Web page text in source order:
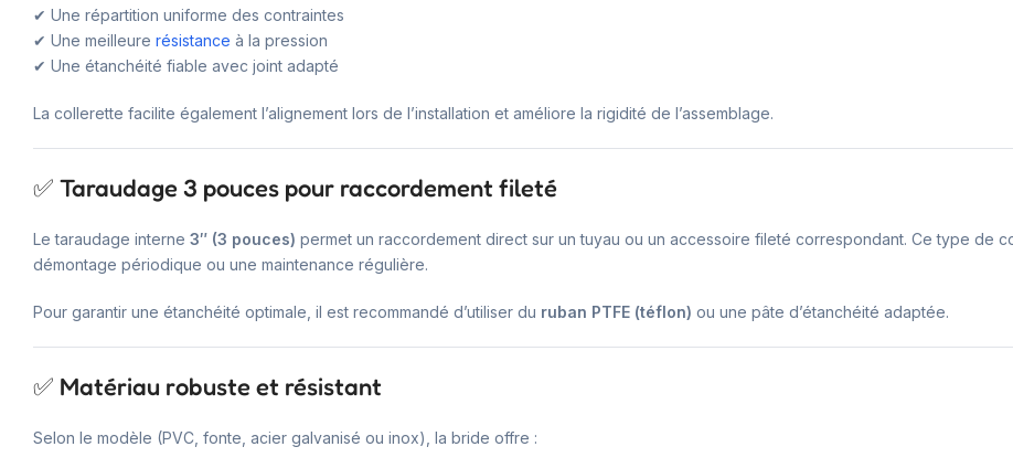
✔ Une répartition uniforme des contraintes
✔ Une meilleure résistance à la pression
✔ Une étanchéité fiable avec joint adapté
La collerette facilite également l’alignement lors de l’installation et améliore la rigidité de l’assemblage.
✅ Taraudage 3 pouces pour raccordement fileté
Le taraudage interne 3″ (3 pouces) permet un raccordement direct sur un tuyau ou un accessoire fileté correspondant. Ce type de
démontage périodique ou une maintenance régulière.
Pour garantir une étanchéité optimale, il est recommandé d’utiliser du ruban PTFE (téflon) ou une pâte d’étanchéité adaptée.
✅ Matériau robuste et résistant
Selon le modèle (PVC, fonte, acier galvanisé ou inox), la bride offre :